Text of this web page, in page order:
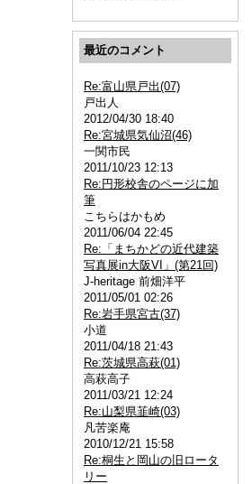
最近のコメント
Re:富山県戸出(07)
戸出人
2012/04/30 18:40
Re:宮城県気仙沼(46)
一関市民
2011/10/23 12:13
Re:円形校舎のページに加
筆
こちらはかもめ
2011/06/04 22:45
Re:「まちかどの近代建築
写真展in大阪VI」(第21回)
J-heritage 前畑洋平
2011/05/01 02:26
Re:岩手県宮古(37)
小道
2011/04/18 21:43
Re:茨城県高萩(01)
高萩高子
2011/03/21 12:24
Re:山梨県韮崎(03)
凡苦楽庵
2010/12/21 15:58
Re:桐生と岡山の旧ロータ
リー